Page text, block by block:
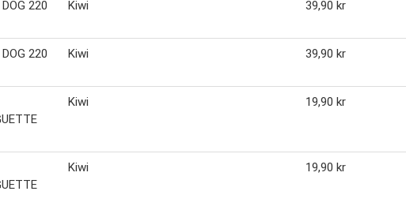
220
Kiwi 39,90 kr
220
Kiwi 39,90 kr
Kiwi 19,90 kr
Kiwi 19,90 kr